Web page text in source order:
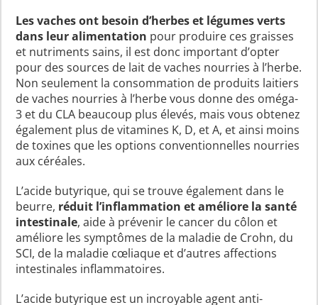
Les vaches ont besoin d’herbes et légumes verts
dans leur alimentation pour produire ces graisses
et nutriments sains, il est donc important d’opter
pour des sources de lait de vaches nourries à l’herbe.
Non seulement la consommation de produits laitiers
de vaches nourries à l’herbe vous donne des oméga-
3 et du CLA beaucoup plus élevés, mais vous obtenez
également plus de vitamines K, D, et A, et ainsi moins
de toxines que les options conventionnelles nourries
aux céréales.
L’acide butyrique, qui se trouve également dans le
beurre, réduit l’inflammation et améliore la santé
intestinale, aide à prévenir le cancer du côlon et
améliore les symptômes de la maladie de Crohn, du
SCI, de la maladie cœliaque et d’autres affections
intestinales inflammatoires.
L’acide butyrique est un incroyable agent anti-